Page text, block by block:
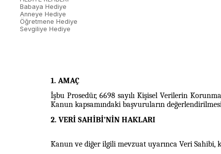
Babaya Hediye
Anneye Hediye
Öğretmene Hediye
Sevgiliye Hediye
1. AMAÇ
İşbu Prosedür, 6698 sayılı Kişisel Verilerin
Kanun kapsamındaki başvuruların
2. VERİ SAHİBİ’NİN HAKLARI
Kanun ve diğer ilgili mevzuat uyarınca Veri Sahibi,